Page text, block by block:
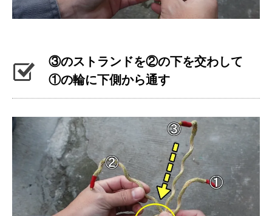
③のストランドを②の下を交わして
①の輪に下側から通す